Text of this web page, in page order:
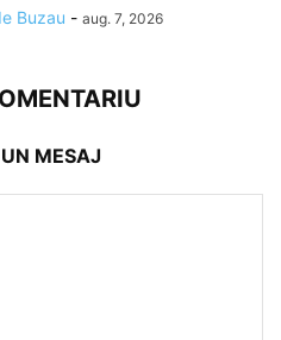
Buzau - aug. 7, 2026
MESAJ